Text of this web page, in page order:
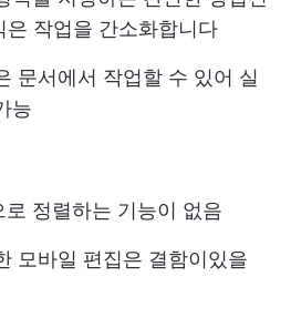
작업을 간소화합니다
문서에서 작업할 수 있어 실
능
정렬하는 기능이 없음
모바일 편집은 결함이있을